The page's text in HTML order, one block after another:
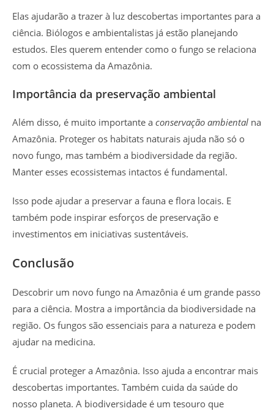
Elas ajudarão a trazer à luz descobertas importantes para a
ciência. Biólogos e ambientalistas já estão planejando
estudos. Eles querem entender como o fungo se relaciona
com o ecossistema da Amazônia.
Importância da preservação ambiental
Além disso, é muito importante a conservação ambiental na
Amazônia. Proteger os habitats naturais ajuda não só o
novo fungo, mas também a biodiversidade da região.
Manter esses ecossistemas intactos é fundamental.
Isso pode ajudar a preservar a fauna e flora locais. E
também pode inspirar esforços de preservação e
investimentos em iniciativas sustentáveis.
Conclusão
Descobrir um novo fungo na Amazônia é um grande passo
para a ciência. Mostra a importância da biodiversidade na
região. Os fungos são essenciais para a natureza e podem
ajudar na medicina.
É crucial proteger a Amazônia. Isso ajuda a encontrar mais
descobertas importantes. Também cuida da saúde do
nosso planeta. A biodiversidade é um tesouro que